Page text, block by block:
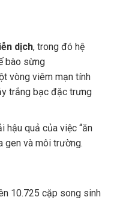
dịch, trong đó hệ
bào sừng
vòng viêm mạn tính
trắng bạc đặc trưng
hậu quả của việc “ăn
gen và môi trường.
10.725 cặp song sinh